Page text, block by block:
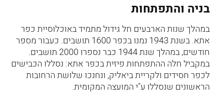
בניה והתפתחות
במהלך שנות הארבעים חל גידול מתמיד באוכלוסיית כפר
אתא. בשנת 1943 נמנו בכפר 1600 תושבים. כעבור מספר
חודשים, במהלך שנת 1944 כבר נספרו 2000 תושבים.
במקביל חלה ההתפתחות פיזית בכפר אתא: נסללו הכבישים
לכפר חסידים ולקריית ביאליק, ונחנכו שלושת הרחובות
הראשונים שנסללו ע"י המועצה המקומית.